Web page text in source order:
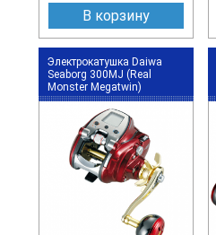
В корзину
Электрокатушка Daiwa
Seaborg 300MJ (Real
Monster Megatwin)